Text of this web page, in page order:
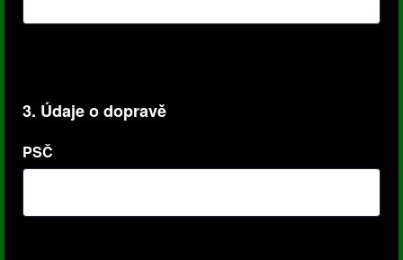
3. Údaje o dopravě
PSČ